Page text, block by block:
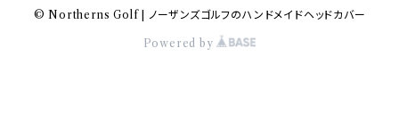
Hawaiian
© Northerns Golf | ノーザンズゴルフのハンドメイドヘッドカバー
Powered by